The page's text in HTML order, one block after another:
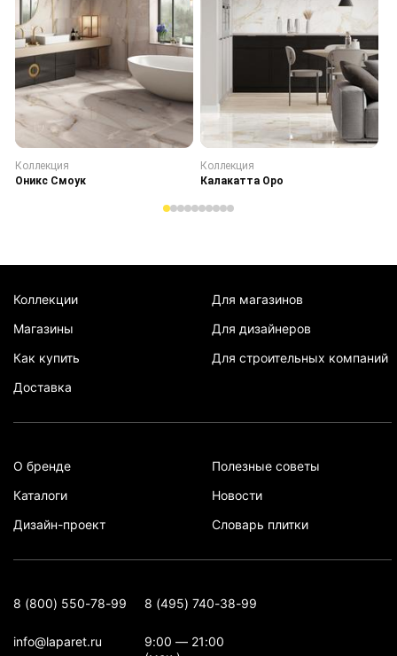
Коллекция
Оникс Смоук
Коллекция
Калакатта Оро
Коллекции
Магазины
Как купить
Доставка
Для магазинов
Для дизайнеров
Для строительных компаний
О бренде
Каталоги
Дизайн-проект
Полезные советы
Новости
Словарь плитки
8 (800) 550-78-99 8 (495) 740-38-99
info@laparet.ru
9:00 — 21:00